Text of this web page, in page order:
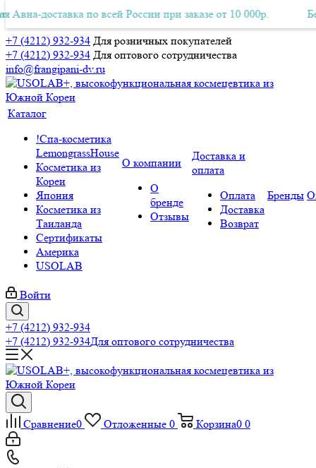
+7 (4212) 932-934 Для розничных покупателей
+7 (4212) 932-934 Для оптового сотрудничества
info@frangipani-dv.ru
Авиа-доставка по всей России при заказе от 10 000р.
доставка по всей России при заказе от 10 000р.
Каталог
!Спа-косметика
LemongrassHouse
Косметика из
Кореи
Япония
Косметика из
Таиланда
Сертификаты
Америка
USOLAB
О компании
О
бренде
Отзывы
Доставка и
оплата
Оплата
Доставка
Возврат
Бренды
Войти
+7 (4212) 932-934
+7 (4212) 932-934Для оптового сотрудничества
Сравнение0 Отложенные 0 Корзина0 0